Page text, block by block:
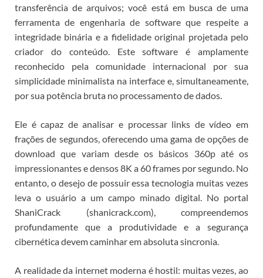
transferência de arquivos; você está em busca de uma
ferramenta de engenharia de software que respeite a
integridade binária e a fidelidade original projetada pelo
criador do conteúdo. Este software é amplamente
reconhecido pela comunidade internacional por sua
simplicidade minimalista na interface e, simultaneamente,
por sua potência bruta no processamento de dados.
Ele é capaz de analisar e processar links de vídeo em
frações de segundos, oferecendo uma gama de opções de
download que variam desde os básicos 360p até os
impressionantes e densos 8K a 60 frames por segundo. No
entanto, o desejo de possuir essa tecnologia muitas vezes
leva o usuário a um campo minado digital. No portal
ShaniCrack (shanicrack.com), compreendemos
profundamente que a produtividade e a segurança
cibernética devem caminhar em absoluta sincronia.
A realidade da internet moderna é hostil: muitas vezes, ao